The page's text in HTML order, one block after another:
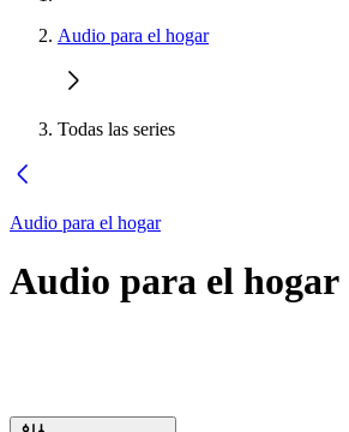
Audio para el hogar
Todas las series
Audio para el hogar
Audio para el hogar